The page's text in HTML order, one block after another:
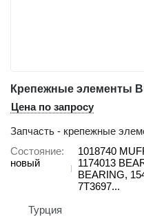
Цена по запросу
Запчасть - крепежные
Состояние
новый
1018740
1174013
BEARING,
7T3697...
Турция